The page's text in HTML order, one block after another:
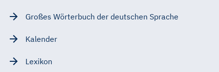
Großes Wörterbuch der deutschen Sprache
Kalender
Lexikon